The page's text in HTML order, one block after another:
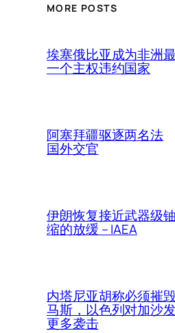
MORE POSTS
埃塞俄比亚成为非洲
一个主权违约国家
阿塞拜疆驱逐两名法
国外交官
伊朗恢复接近武器级
缩的放缓 – IAEA
内塔尼亚胡称必须摧
马斯，以色列对加沙
更多袭击